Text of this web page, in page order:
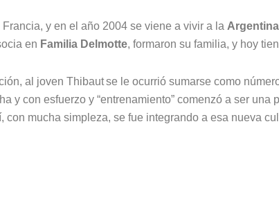
y en el año 2004 se viene a vivir a la Argentina
en Familia Delmotte, formaron su familia, y hoy
al joven Thibaut se le ocurrió sumarse como
y con esfuerzo y “entrenamiento” comenzó a ser
con mucha simpleza, se fue integrando a esa nueva